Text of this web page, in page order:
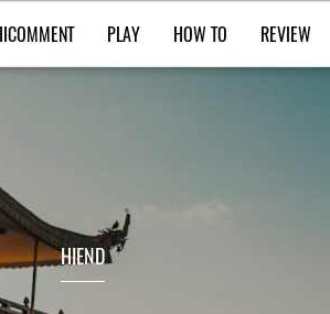
PLAY HOW TO REVIEW
HIEND